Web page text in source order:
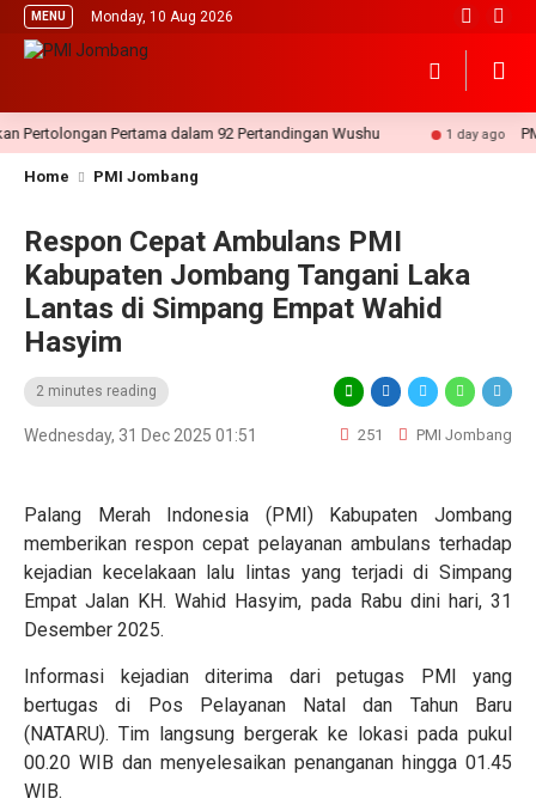
MENU Monday, 10 Aug 2026
Pertama dalam 92 Pertandingan Wushu 1 day ago PMI
Home PMI Jombang
Respon Cepat Ambulans PMI
Kabupaten Jombang Tangani Laka
Lantas di Simpang Empat Wahid
Hasyim
2 minutes reading
Wednesday, 31 Dec 2025 01:51 251 PMI Jombang
Palang Merah Indonesia (PMI) Kabupaten Jombang
memberikan respon cepat pelayanan ambulans terhadap
kejadian kecelakaan lalu lintas yang terjadi di Simpang
Empat Jalan KH. Wahid Hasyim, pada Rabu dini hari, 31
Desember 2025.
Informasi kejadian diterima dari petugas PMI yang
bertugas di Pos Pelayanan Natal dan Tahun Baru
(NATARU). Tim langsung bergerak ke lokasi pada pukul
00.20 WIB dan menyelesaikan penanganan hingga 01.45
WIB.